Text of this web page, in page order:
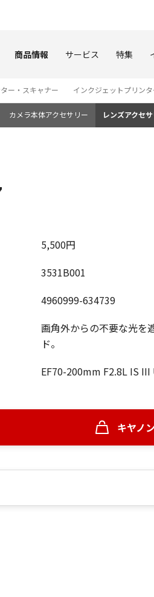
商品情報 サービス 特集
ー・スキャナー インクジェットプリン
カメラ本体アクセサリー レンズアクセ
5,500円
3531B001
4960999-634739
画角外からの不要な光を
ド。
EF70-200mm F2.8L IS
キヤノ